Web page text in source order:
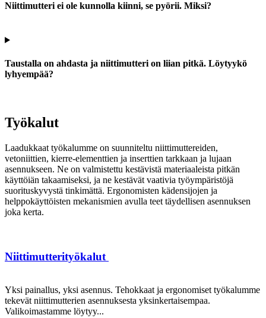
Niittimutteri ei ole kunnolla kiinni, se pyörii. Miksi?
Taustalla on ahdasta ja niittimutteri on liian pitkä. Löytyykö
lyhyempää?
Työkalut
Laadukkaat työkalumme on suunniteltu niittimuttereiden,
vetoniittien, kierre-elementtien ja inserttien tarkkaan ja lujaan
asennukseen. Ne on valmistettu kestävistä materiaaleista pitkän
käyttöiän takaamiseksi, ja ne kestävät vaativia työympäristöjä
suorituskyvystä tinkimättä. Ergonomisten kädensijojen ja
helppokäyttöisten mekanismien avulla teet täydellisen asennuksen
joka kerta.
Niittimutterityökalut
Yksi painallus, yksi asennus. Tehokkaat ja ergonomiset työkalumme
tekevät niittimutterien asennuksesta yksinkertaisempaa.
Valikoimastamme löytyy...